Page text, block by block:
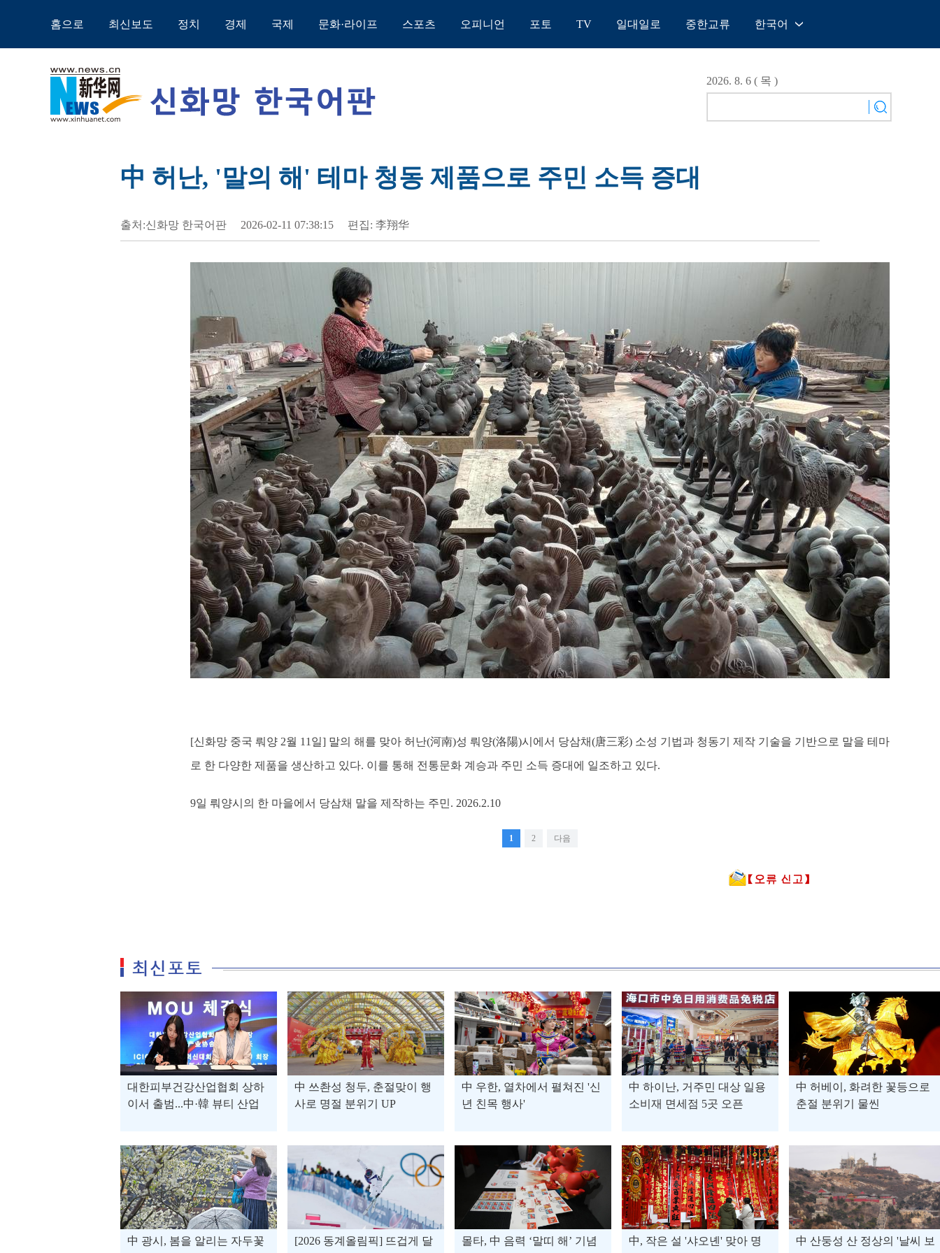
홈으로 최신보도 정치 경제 국제 문화·라이프 스포츠 오피니언 포토 TV 일대일로 중한교류 한국어
English
Español
2026. 8. 6 ( 목 )
中 허난, '말의 해' 테마 청동 제품으로 주민 소득 증대
출처:신화망 한국어판 2026-02-11 07:38:15 편집: 李翔华
[신화망 중국 뤄양 2월 11일] 말의 해를 맞아 허난(河南)성 뤄양(洛陽)시에서 당삼채(唐三彩) 소성 기법과 청동기 제작 기술을 기반으로 말을 테마
로 한 다양한 제품을 생산하고 있다. 이를 통해 전통문화 계승과 주민 소득 증대에 일조하고 있다.
9일 뤄양시의 한 마을에서 당삼채 말을 제작하는 주민. 2026.2.10
1 2 다음
대한피부건강산업협회 상하
이서 출범...中·韓 뷰티 산업
中 쓰촨성 청두, 춘절맞이 행
사로 명절 분위기 UP
中 우한, 열차에서 펼쳐진 '신
년 친목 행사'
中 하이난, 거주민 대상 일용
소비재 면세점 5곳 오픈
中 허베이, 화려한 꽃등으로
춘절 분위기 물씬
中 광시, 봄을 알리는 자두꽃
[2026 동계올림픽] 뜨겁게 달
몰타, 中 음력 ‘말띠 해’ 기념
中, 작은 설 '샤오녠' 맞아 명
中 산둥성 산 정상의 '날씨 보